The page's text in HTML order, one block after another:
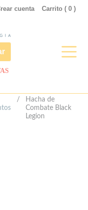
Carrito ( 0 )
cuenta
/
Hacha de
Combate Black
Legion